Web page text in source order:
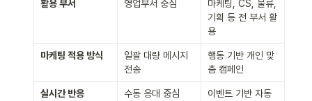
활용 부서 영업부서 중심
마케팅, CS, 물류,
기획 등 전 부서 활
용
마케팅 적용 방식
일괄 대량 메시지
전송
행동 기반 개인 맞
춤 캠페인
실시간 반응 수동 응대 중심
이벤트 기반 자동